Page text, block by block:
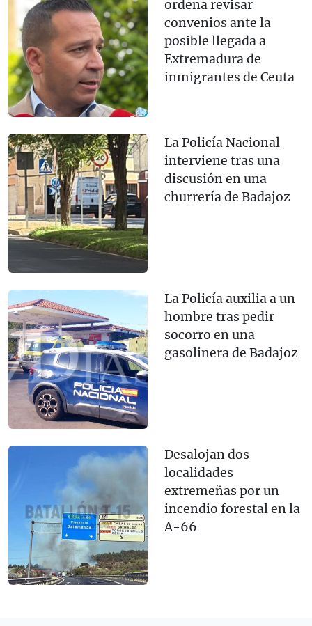
ordena revisar
convenios ante la
posible llegada a
Extremadura de
inmigrantes de Ceuta
La Policía Nacional
interviene tras una
discusión en una
churrería de Badajoz
La Policía auxilia a un
hombre tras pedir
socorro en una
gasolinera de Badajoz
Desalojan dos
localidades
extremeñas por un
incendio forestal en la
A-66